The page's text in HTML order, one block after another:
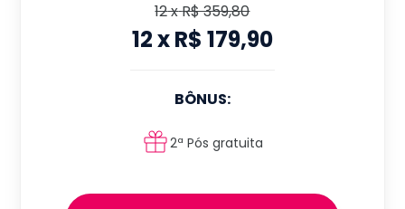
12xR$ 359,80
12xR$ 179,90
BÔNUS:
2ª Pós gratuita